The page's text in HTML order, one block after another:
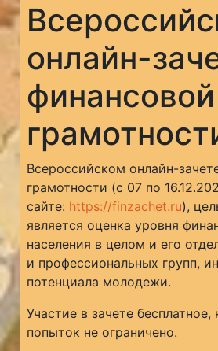
онлайн-
финансовой
Всероссийском онлайн-
грамотности (с 07 по
сайте: https://finzachet.ru),
является оценка уровня
населения в целом и его
и профессиональных групп,
потенциала молодежи.
Участие в зачете бесплатное,
попыток не ограничено.